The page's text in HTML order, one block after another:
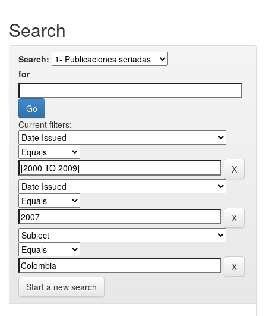
Search
Search:
for
Current filters:
Start a new search